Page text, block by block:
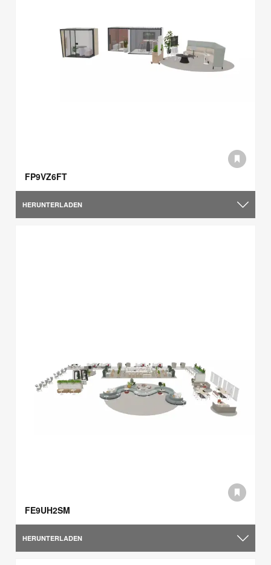
FP9VZ6FT
HERUNTERLADEN
FE9UH2SM
HERUNTERLADEN